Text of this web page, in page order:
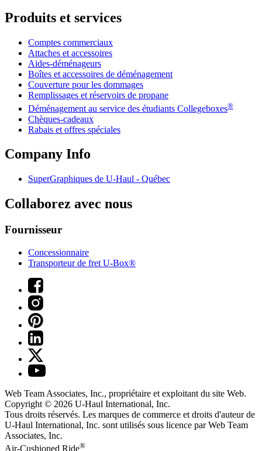
Produits et services
Comptes commerciaux
Attaches et accessoires
Aides-déménageurs
Boîtes et accessoires de déménagement
Couverture pour les dommages
Remplissages et réservoirs de propane
Déménagement au service des étudiants Collegeboxes®
Chèques-cadeaux
Rabais et offres spéciales
Company Info
SuperGraphiques de U-Haul - Québec
Collaborez avec nous
Fournisseur
Concessionnaire
Transporteur de fret U-Box®
Web Team Associates, Inc., propriétaire et exploitant du site Web.
Copyright © 2026 U-Haul International, Inc.
Tous droits réservés. Les marques de commerce et droits d'auteur de
U-Haul International, Inc. sont utilisés sous licence par Web Team
Associates, Inc.
Air-Cushioned Ride®